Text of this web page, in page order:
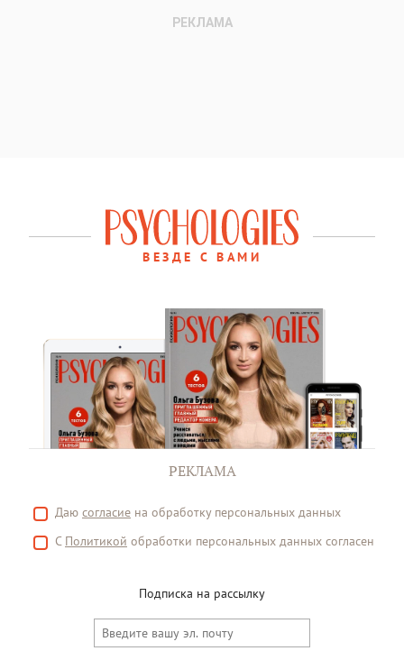
ВЕЗДЕ С ВАМИ
РЕКЛАМА
Даю согласие на обработку персональных данных
С Политикой обработки персональных данных согласен
Подписка на рассылку